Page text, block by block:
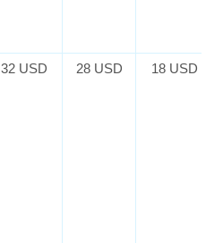
32 USD 28 USD 18 USD